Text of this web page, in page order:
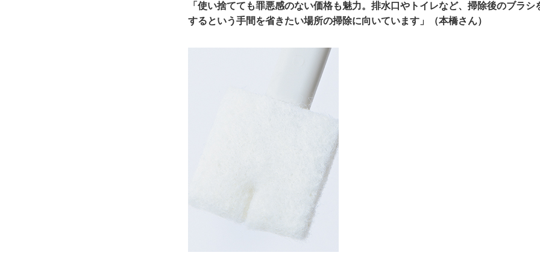
「使い捨てても罪悪感のない価格も魅力。排水口やトイレなど、掃除後のブラシ
するという手間を省きたい場所の掃除に向いています」（本橋さん）